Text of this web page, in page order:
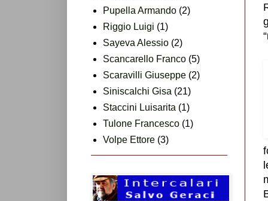
Pupella Armando (2)
Riggio Luigi (1)
Sayeva Alessio (2)
Scancarello Franco (5)
Scaravilli Giuseppe (2)
Siniscalchi Gisa (21)
Staccini Luisarita (1)
Tulone Francesco (1)
Volpe Ettore (3)